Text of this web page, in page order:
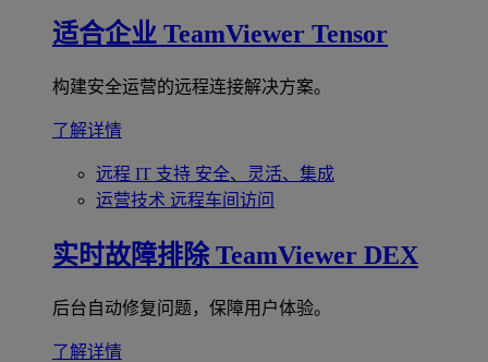
适合企业 TeamViewer Tensor
构建安全运营的远程连接解决方案。
了解详情
远程 IT 支持 安全、灵活、集成
运营技术 远程车间访问
实时故障排除 TeamViewer DEX
后台自动修复问题，保障用户体验。
了解详情